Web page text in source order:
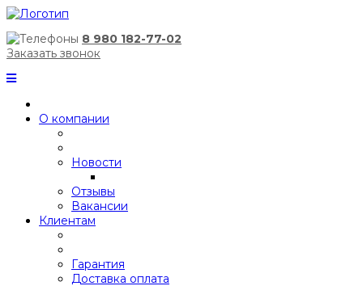
8 980 182-77-02
Заказать звонок
О компании
Новости
Отзывы
Вакансии
Клиентам
Гарантия
Доставка оплата